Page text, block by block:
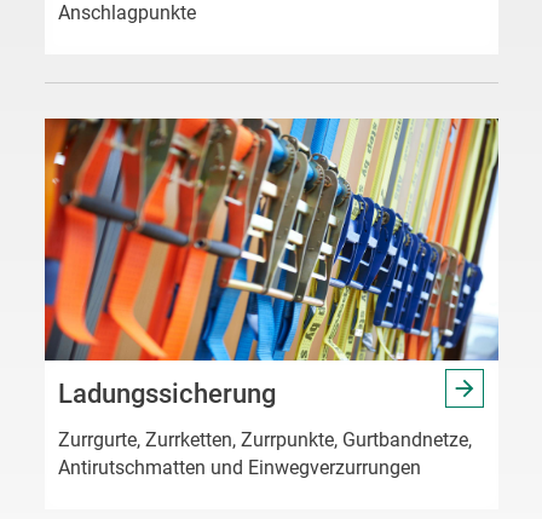
Anschlagpunkte
Ladungssicherung
Zurrgurte, Zurrketten, Zurrpunkte, Gurtbandnetze,
Antirutschmatten und Einwegverzurrungen